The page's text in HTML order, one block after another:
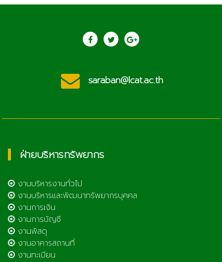
saraban@lcat.ac.th
ฝ่ายบริหารทรัพยากร
งานบริหารงานทั่วไป
งานบริหารและพัฒนาทรัพยากรบุคคล
งานการเงิน
งานการบัญชี
งานพัสดุ
งานอาคารสถานที่
งานทะเบียน